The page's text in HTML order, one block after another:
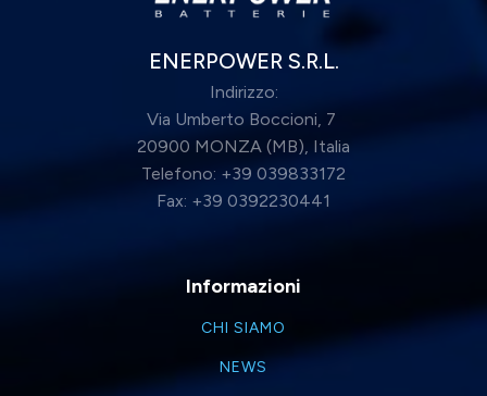
ENERPOWER S.R.L.
Indirizzo:
Via Umberto Boccioni, 7
20900 MONZA (MB), Italia
Telefono: +39 039833172
Fax: +39 0392230441
Informazioni
CHI SIAMO
NEWS